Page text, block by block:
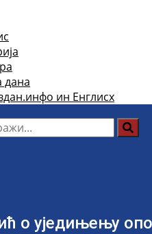
дана
ин Енглисх
о уједињењу